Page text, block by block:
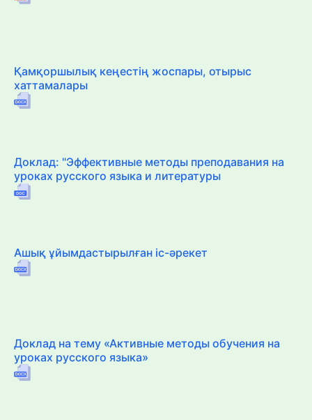
Қамқоршылық кеңестің жоспары, отырыс
хаттамалары
Доклад: "Эффективные методы преподавания на
уроках русского языка и литературы
Ашық ұйымдастырылған іс-әрекет
Доклад на тему «Активные методы обучения на
уроках русского языка»